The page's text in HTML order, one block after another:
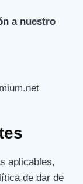
a nuestro
aplicables,
de dar de